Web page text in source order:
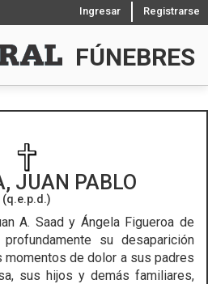
Ingresar Registrarse
FÚNEBRES
JUAN PABLO
(q.e.p.d.)
A. Saad y Ángela Figueroa de
su desaparición
de dolor a sus padres
sus hijos y demás familiares,